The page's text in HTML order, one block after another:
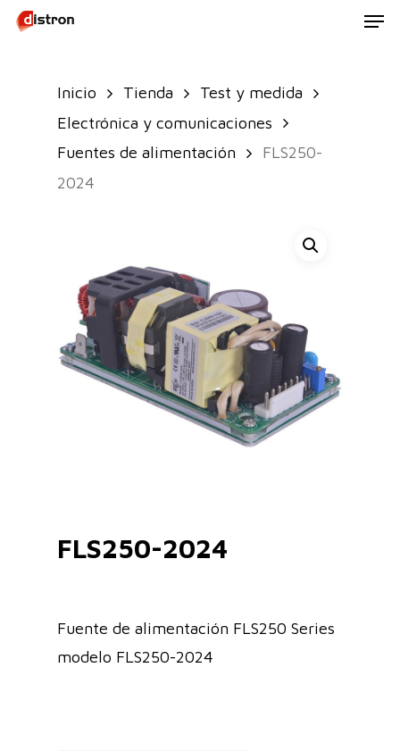
Skip
Inicio Tienda
Test y medida
Electrónica y comunicaciones
Fuentes de alimentación
FLS250-
2024
FLS250-2024
Fuente de alimentación FLS250 Series
modelo FLS250-2024